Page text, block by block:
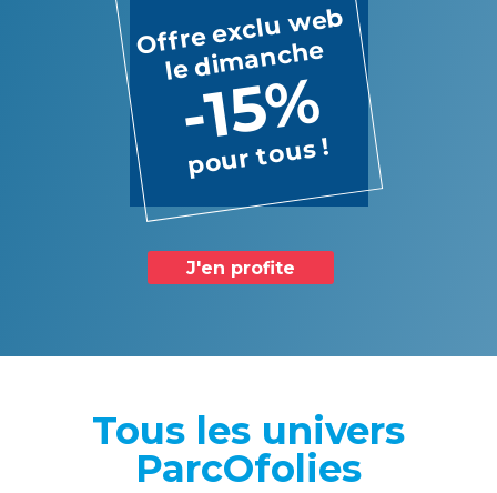
Offre exclu web
le dimanche
-15%
pour tous !
J'en profite
Tous les univers
ParcOfolies